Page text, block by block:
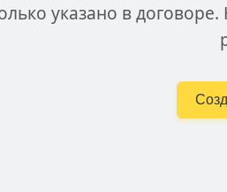
указано в